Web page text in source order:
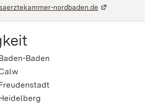
nordbaden.de
Baden